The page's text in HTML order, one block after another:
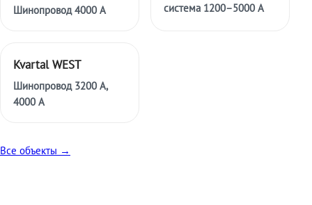
Шинопровод 4000 А
система 1200–5000 А
Kvartal WEST
Шинопровод 3200 А,
4000 А
Все объекты →